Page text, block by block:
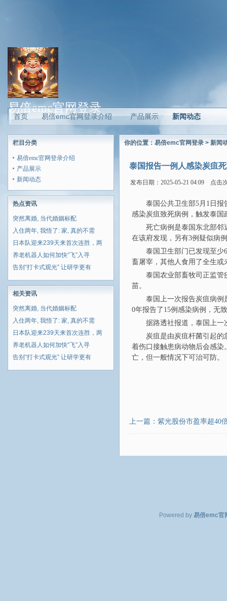
易倍emc官网登录
首页 易倍emc官网登录介绍 产品展示 新闻动态
栏目分类
易倍emc官网登录介绍
产品展示
新闻动态
热点资讯
突然离婚, 当代婚姻标配
入住两年, 我悟了: 家, 真的不需
日本队迎来239天来首次连胜，两
养老机器人如何加快“飞”入寻
告别“打卡式观光” 让研学更有
相关资讯
突然离婚, 当代婚姻标配
入住两年, 我悟了: 家, 真的不需
日本队迎来239天来首次连胜，两
养老机器人如何加快“飞”入寻
告别“打卡式观光” 让研学更有
你的位置： 易倍emc官网登录 > 新闻
泰国报告一例人感染炭疽
发布日期：2025-05-21 04:09 点击
泰国公共卫生部5月1日
感染炭疽致死病例，触发泰
死亡病例是泰国东北部邻
在该府发现，另有3例疑似病
泰国卫生部门已发现至少
畜屠宰，其他人食用了全生
泰国农业部畜牧司正监管
苗。
泰国上一次报告炭疽病例
0年报告了15例感染病例，无
据路透社报道，泰国上一
炭疽是由炭疽杆菌引起的
着伤口接触患病动物后会感
亡，但一般情况下可治可防。
上一篇： 紫光股份市盈率超40
Powered by 易倍emc官